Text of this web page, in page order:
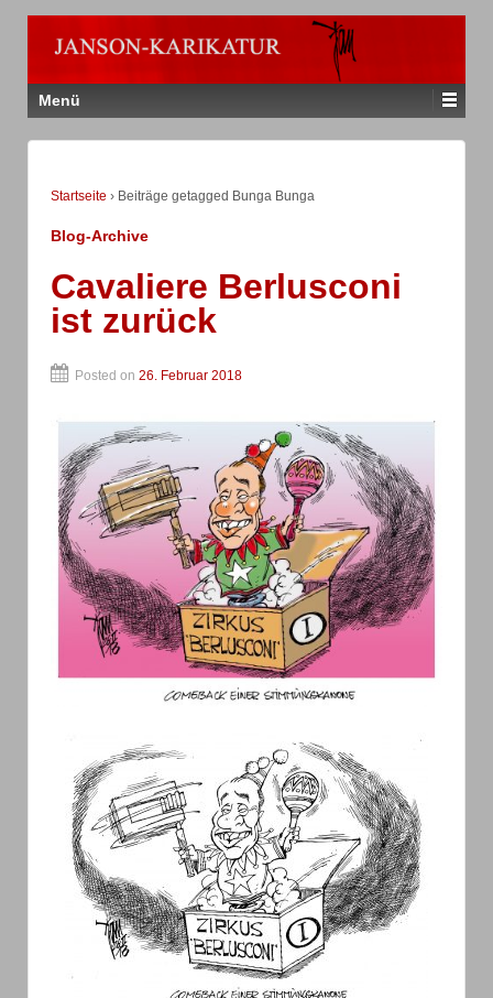
Menü
Startseite › Beiträge getagged Bunga Bunga
Blog-Archive
Cavaliere Berlusconi
ist zurück
Posted on 26. Februar 2018